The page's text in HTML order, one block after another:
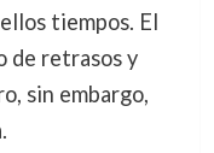
tiempos. El
de retrasos y
sin embargo,